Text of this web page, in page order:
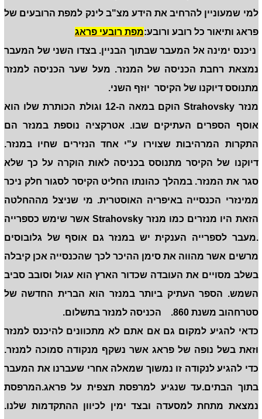
למי שמעוניין להרחיב את הידע מצ"ב לינק למפת הרובעים של
פראג ותיאור כל רובע ורובע:מפת רובעי פראג
ניכנס ימינה אל המעבר שבתוך הבניין. בצדו השני של המעבר
נמצאת רחבת הכניסה של המנזר. מעל שער הכניסה למנזר
מתנוסס דיוקנו של הקיסר יוזף השני.
מנזר Strahovsky הוקם במאה ה-12 וגולת הכותרת שלו הוא
אוסף הספרים העתיקים שבו. אטרקציה נוספת במנזר הם
התקרות המרהיבות שצוירו ע"י אחד הנזירים שחיו במנזר.
דיוקנו של הקיסר מתנוסס בכניסה לאות הוקרה על כך שלא
סגר את המנזר. במהלך כהונתו החליט הקיסר לסגור חלק ניכר
ממינזרי הכנסייה באיפריה האוסטרית. מי שניצל מההחלטה
הזאת היו מנזרים כמו מנזר Strahovsky אשר שימש כספרייה
.מעבר לספרייה הענקית יש במנזר גם אוסף של גלובוסים
מרשים אשר מהווה את סימן ההיכר לכך שהכנסייה אכן קיבלה
בשלב מסויים את העובדה שכדור הארץ הוא עגול וסובב סביב
השמש. הספר העתיק ביותר במנזר הוא הברית החדשה של
סטרחהוב משנת 860. הכניסה למנזר בתשלום.
כדאי להגיע למקום גם אם אתם לא מתכוונים להיכנס למנזר
וזאת בשל נופה של פראג אשר נשקף מנקודה סמוכה למנזר.
כדי להגיע לנקודה זו נמשוך שמאלה אחרי שעברנו את המעבר
בתוך הבתים.עד שנגיע למרפסת תצפית על פראג.המרפסת
נמצאת מתחת למסעדה ובצד ימין לכיוון ההתקדמות שלנו.